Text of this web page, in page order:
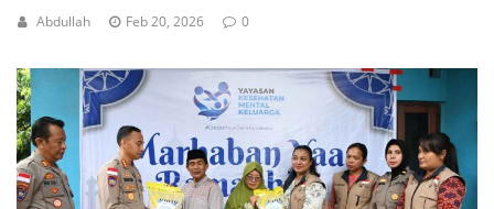
Abdullah Feb 20, 2026 0